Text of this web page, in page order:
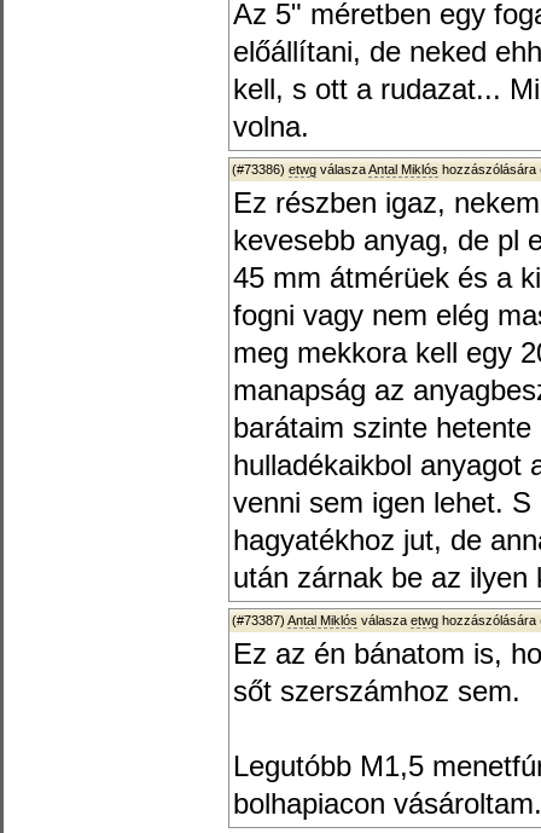
Az 5" méretben egy
előállítani, de neked
kell, s ott a rudazat...
volna.
(#73386) etwg válaszaAntal Miklós hozzászólására
Ez részben igaz,
kevesebb anyag, de pl
45 mm átmérüek és a
fogni vagy nem elég
meg mekkora kell egy
manapság az
barátaim szinte
hulladékaikbol anyagot
venni sem igen lehet.
hagyatékhoz jut, de
után zárnak be az ilyen
(#73387) Antal Miklós válasza etwg hozzászólására
Ez az én bánatom is,
sőt szerszámhoz sem.
Legutóbb M1,5
bolhapiacon vásároltam.